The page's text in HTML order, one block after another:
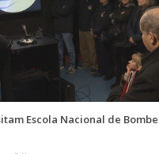
Escola Nacional de